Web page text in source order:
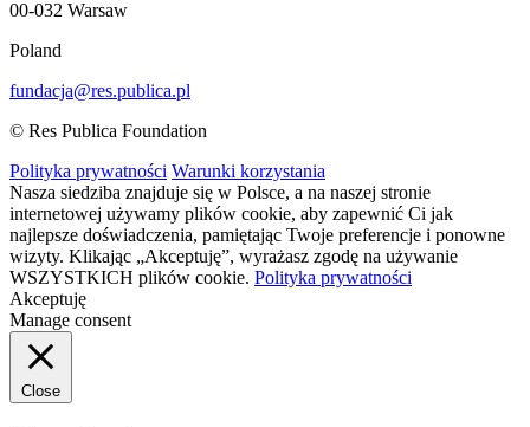
00-032 Warsaw
Poland
fundacja@res.publica.pl
© Res Publica Foundation
Polityka prywatności Warunki korzystania
Nasza siedziba znajduje się w Polsce, a na naszej stronie
internetowej używamy plików cookie, aby zapewnić Ci jak
najlepsze doświadczenia, pamiętając Twoje preferencje i ponowne
wizyty. Klikając „Akceptuję”, wyrażasz zgodę na używanie
WSZYSTKICH plików cookie. Polityka prywatności
Akceptuję
Manage consent
Close